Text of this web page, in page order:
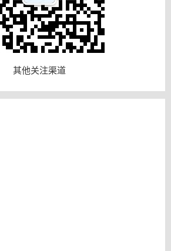
其他关注渠道